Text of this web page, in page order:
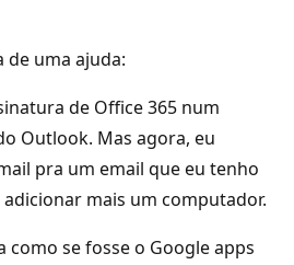
de uma ajuda:
de Office 365 num
Outlook. Mas agora, eu
pra um email que eu tenho
mais um computador.
como se fosse o Google apps